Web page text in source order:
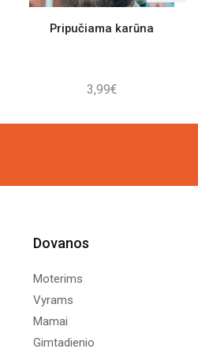
Pripučiama karūna
3,99€
Dovanos
Moterims
Vyrams
Mamai
Gimtadienio